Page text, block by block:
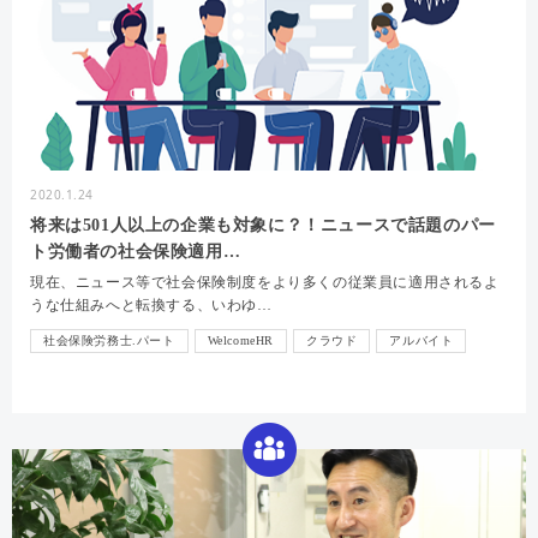
2020.1.24
将来は501人以上の企業も対象に？！ニュースで話題のパー
ト労働者の社会保険適用…
現在、ニュース等で社会保険制度をより多くの従業員に適用されるよ
うな仕組みへと転換する、いわゆ…
社会保険労務士.パート WelcomeHR クラウド アルバイト